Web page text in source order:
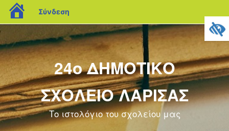
blogs.sch.gr
Σύνδεση
24ο ΔΗΜΟΤΙΚΟ
ΣΧΟΛΕΙΟ ΛΑΡΙΣΑΣ
Το ιστολόγιο του σχολείου μας